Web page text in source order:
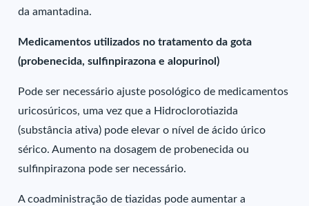
da amantadina.
Medicamentos utilizados no tratamento da gota
(probenecida, sulfinpirazona e alopurinol)
Pode ser necessário ajuste posológico de medicamentos
uricosúricos, uma vez que a Hidroclorotiazida
(substância ativa) pode elevar o nível de ácido úrico
sérico. Aumento na dosagem de probenecida ou
sulfinpirazona pode ser necessário.
A coadministração de tiazidas pode aumentar a